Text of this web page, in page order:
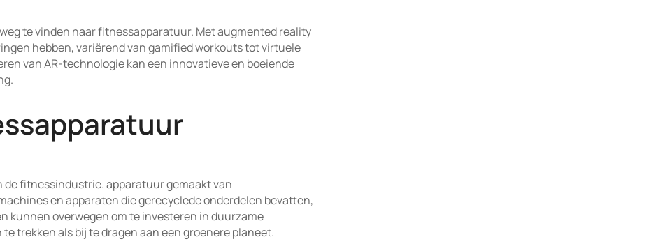
te vinden naar fitnessapparatuur. Met augmented reality
hebben, variërend van gamified workouts tot virtuele
van AR-technologie kan een innovatieve en boeiende
de fitnessindustrie. apparatuur gemaakt van
en apparaten die gerecyclede onderdelen bevatten,
kunnen overwegen om te investeren in duurzame
trekken als bij te dragen aan een groenere planeet.